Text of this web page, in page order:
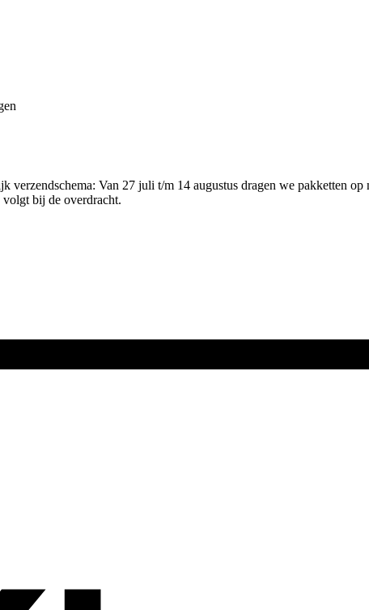
verzendschema: Van 27 juli t/m 14 augustus dragen we pakketten
volgt bij de overdracht.